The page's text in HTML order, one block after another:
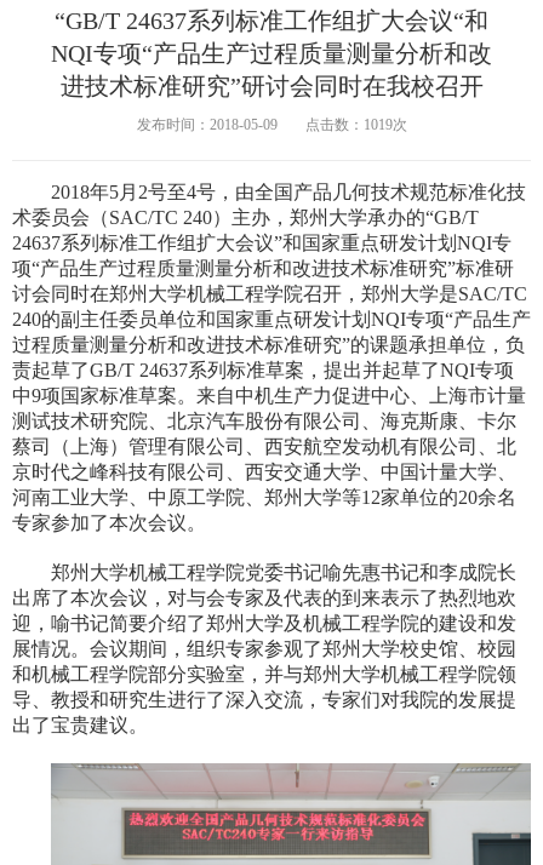
“GB/T 24637系列标准工作组扩大会议“和
NQI专项“产品生产过程质量测量分析和改
进技术标准研究”研讨会同时在我校召开
发布时间：2018-05-09 点击数： 1019次
2018年5月2号至4号，由全国产品几何技术规范标准化技
术委员会（SAC/TC 240）主办，郑州大学承办的“GB/T
24637系列标准工作组扩大会议”和国家重点研发计划NQI专
项“产品生产过程质量测量分析和改进技术标准研究”标准研
讨会同时在郑州大学机械工程学院召开，郑州大学是SAC/TC
240的副主任委员单位和国家重点研发计划NQI专项“产品生产
过程质量测量分析和改进技术标准研究”的课题承担单位，负
责起草了GB/T 24637系列标准草案，提出并起草了NQI专项
中9项国家标准草案。来自中机生产力促进中心、上海市计量
测试技术研究院、北京汽车股份有限公司、海克斯康、卡尔
蔡司（上海）管理有限公司、西安航空发动机有限公司、北
京时代之峰科技有限公司、西安交通大学、中国计量大学、
河南工业大学、中原工学院、郑州大学等12家单位的20余名
专家参加了本次会议。
郑州大学机械工程学院党委书记喻先惠书记和李成院长
出席了本次会议，对与会专家及代表的到来表示了热烈地欢
迎，喻书记简要介绍了郑州大学及机械工程学院的建设和发
展情况。会议期间，组织专家参观了郑州大学校史馆、校园
和机械工程学院部分实验室，并与郑州大学机械工程学院领
导、教授和研究生进行了深入交流，专家们对我院的发展提
出了宝贵建议。